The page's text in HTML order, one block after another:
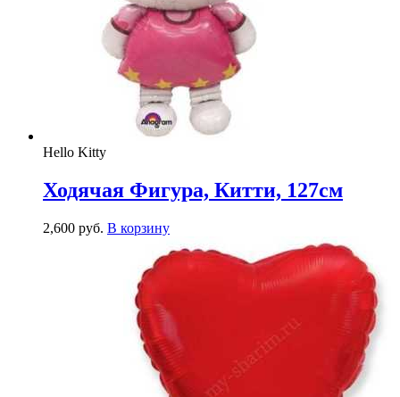
Hello Kitty
Ходячая Фигура, Китти, 127см
2,600 руб. В корзину